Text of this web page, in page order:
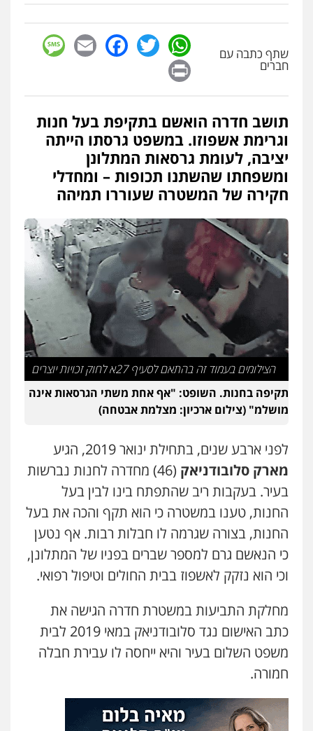
שתף כתבה עם
חברים
WhatsApp
Twitter
Facebook
Email
תושב חדרה הואשם בתקיפת בעל חנות
וגרימת אשפוזו. במשפט גרסתו הייתה
יציבה, לעומת גרסאות המתלונן
ומשפחתו שהשתנו תכופות – ומחדלי
חקירה של המשטרה שעוררו תמיהה
הצילומים בעמוד זה בהתאם לסעיף 27א לחוק זכויות יוצרים
תקיפה בחנות. השופט: "אף אחת משתי הגרסאות אינה
מושלמ" (צילום ארכיון: מצלמת אבטחה)
לפני ארבע שנים, בתחילת ינואר 2019, הגיע
מארק סלובודניאק
(46) מחדרה לחנות נברשות
בעיר. בעקבות ריב שהתפתח בינו לבין בעל
החנות, טענו במשטרה כי הוא תקף והכה את בעל
החנות, בצורה שגרמה לו חבלות רבות. אף נטען
כי הנאשם גרם למספר שברים בפניו של המתלונן,
וכי הוא נזקק לאשפוז בבית החולים וטיפול רפואי.
מחלקת התביעות במשטרת חדרה הגישה את
כתב האישום נגד סלובודניאק במאי 2019 לבית
משפט השלום בעיר והיא ייחסה לו עבירת חבלה
חמורה.